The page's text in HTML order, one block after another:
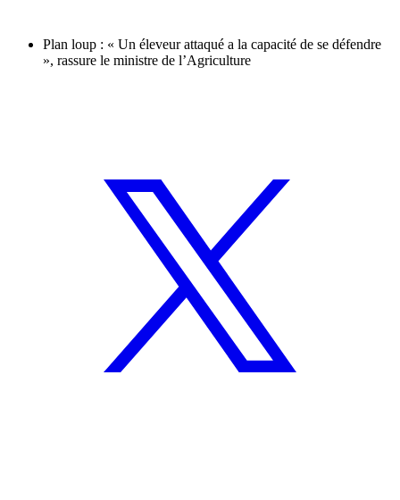
Plan loup : « Un éleveur attaqué a la capacité de se défendre
», rassure le ministre de l’Agriculture